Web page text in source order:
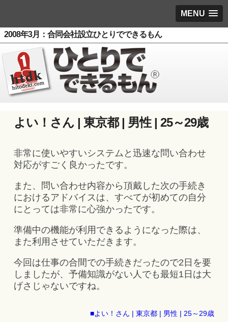
MENU
2008年3月：合同会社設立ひとりでできるもん
よい！さん | 東京都 | 男性 | 25～29歳
非常に使いやすいシステムと迅速な問い合わせ
対応がすごく良かったです。
また、問い合わせ内容から頂戴した次の手続き
におけるアドバイスは、すべてが初めての自分
にとっては非常に心強かったです。
準備中の機能が利用できるようになった際は、
また利用させていただきます。
今回は仕事の合間での手続きだったので2日を要
しましたが、予備知識がない人でも最短1日は大
げさじゃないですね。
■よい！さん | 東京都 | 男性 | 25～29歳